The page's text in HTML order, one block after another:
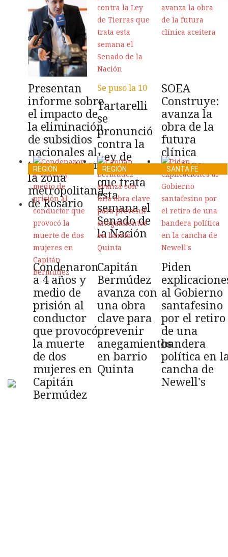
Presentan
informe sobre
el impacto de
la eliminación
de subsidios
nacionales al
transporte en
la zona
metropolitana
de Rosario
Se puso la 10
Tartarelli
se
pronunció
contra la
Ley de
Tierras
que trata
esta
semana el
Senado de
la Nación
SOEA
Construye:
avanza la
obra de la
futura
clínica
aceitera
Condenaron
a 4 años y
medio de
prisión al
conductor
que provocó
la muerte
de dos
mujeres en
Capitán
Bermúdez
REGIÓN
Capitán
Bermúdez
avanza con
una obra
clave para
prevenir
anegamientos
en barrio
Quinta
REGIÓN
Piden
al Gobierno
santafesino
por el retiro
de una
bandera
política en
cancha de
Newell's
SANTA FE